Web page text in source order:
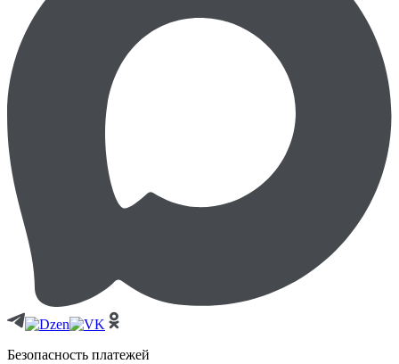
Безопасность платежей